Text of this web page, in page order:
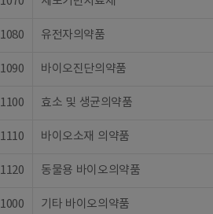
1080 유전자의약품
1090 바이오진단의약품
1100 효소 및 생균의약품
1110 바이오소재 의약품
1120 동물용 바이오의약품
1000 기타 바이오의약품